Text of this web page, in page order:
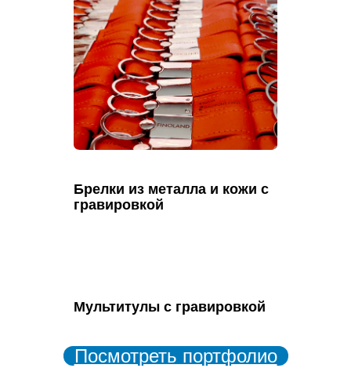
Брелки из металла и кожи с
гравировкой
Мультитулы с гравировкой
Посмотреть портфолио